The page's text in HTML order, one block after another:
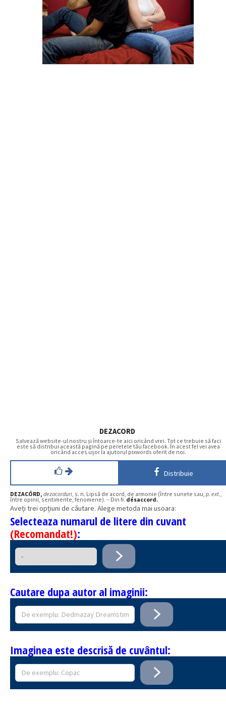
DEZACORD
Salvează website-ul nostru și întoarce-te aici oricând vrei. Tot ce trebuie să faci
este să distribui această pagină pe peretele tău facebook. În acest fel vei avea
oricând acces ușor la ajutorul pixwords oferit de noi.
Distribuie
DEZACÓRD, dezacorduri, s. n. Lipsă de acord, de armonie (între sunete sau, p. ext.,
între opinii, sentimente, fenomene). – Din fr.désaccord.
Aveți trei opțiuni de căutare. Alege metoda mai usoara:
Selecteaza numarul de litere din cuvant
(Recomandat!):
Cautare dupa autor al imaginii:
Imaginea este descrisă de cuvântul: